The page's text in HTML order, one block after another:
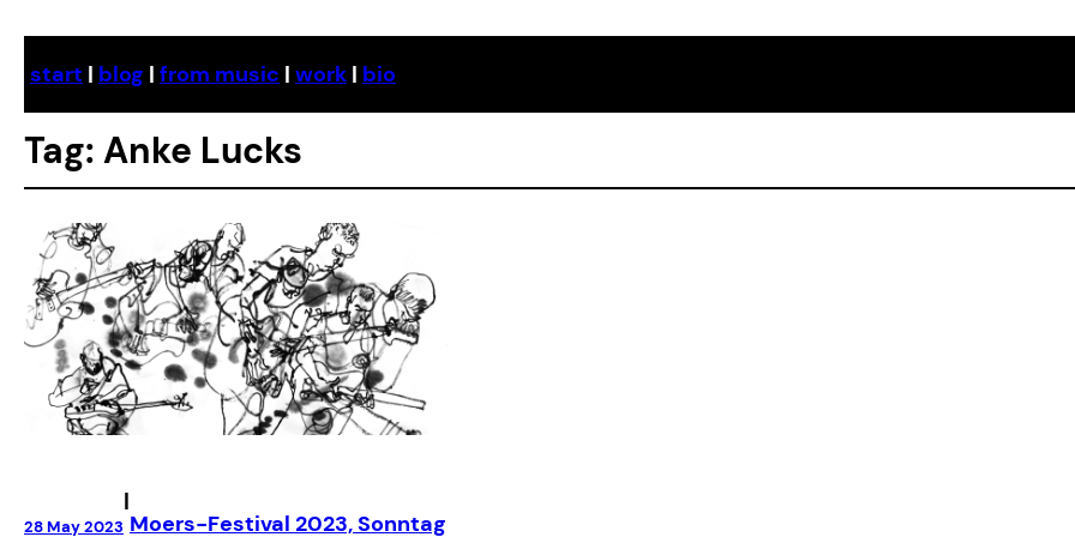
content
start | blog | from music | work | bio
Tag: Anke Lucks
28 May 2023
|
Moers-Festival 2023, Sonntag